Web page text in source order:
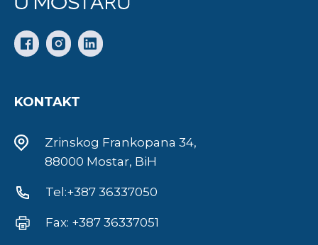
KONTAKT
Zrinskog Frankopana 34,
88000 Mostar, BiH
Tel:+387 36337050
Fax: +387 36337051